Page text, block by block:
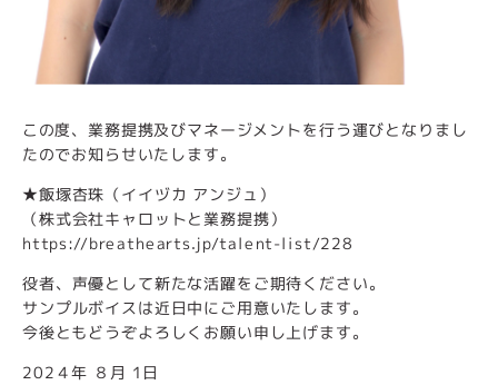
この度、業務提携及びマネージメントを行う運びとなりまし
たのでお知らせいたします。
★飯塚杏珠（イイヅカ アンジュ）
（株式会社キャロットと業務提携）
https://breathearts.jp/talent-list/228
役者、声優として新たな活躍をご期待ください。
サンプルボイスは近日中にご用意いたします。
今後ともどうぞよろしくお願い申し上げます。
202４年 ８月 1日